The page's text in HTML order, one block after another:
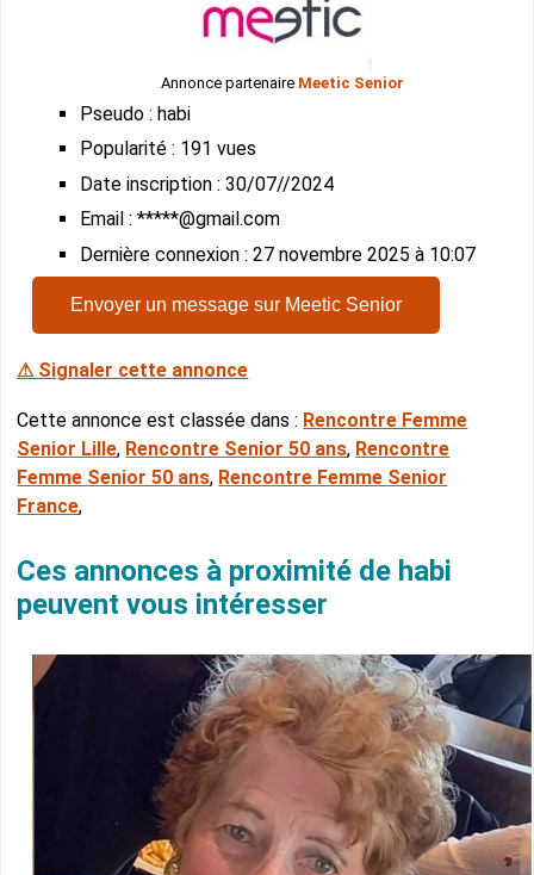
Annonce partenaire Meetic Senior
Pseudo : habi
Popularité : 191 vues
Date inscription : 30/07//2024
Email : *****@gmail.com
Dernière connexion : 27 novembre 2025 à 10:07
Envoyer un message sur Meetic Senior
⚠ Signaler cette annonce
Cette annonce est classée dans : Rencontre Femme
Senior Lille, Rencontre Senior 50 ans, Rencontre
Femme Senior 50 ans, Rencontre Femme Senior
France,
Ces annonces à proximité de habi
peuvent vous intéresser